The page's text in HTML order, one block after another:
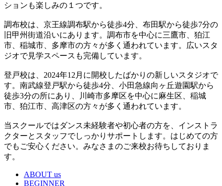
ションも楽しみの１つです。
調布校は、京王線調布駅から徒歩4分、布田駅から徒歩7分の
旧甲州街道沿いにあります。調布市を中心に三鷹市、狛江
市、稲城市、多摩市の方々が多く通われています。広いスタ
ジオで見学スペースも完備しています。
登戸校は、2024年12月に開校したばかりの新しいスタジオで
す。南武線登戸駅から徒歩4分、小田急線向ヶ丘遊園駅から
徒歩3分の所にあり、川崎市多摩区を中心に麻生区、稲城
市、狛江市、高津区の方々が多く通われています。
当スクールではダンス未経験者や初心者の方を、インストラ
クターとスタッフでしっかりサポートします。はじめての方
でもご安心ください。みなさまのご来校お待ちしておりま
す。
ABOUT us
BEGINNER